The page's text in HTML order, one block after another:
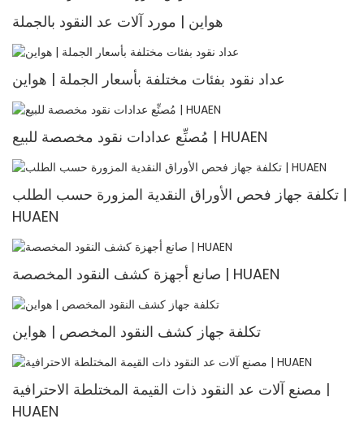
هواين | مورد آلات عد النقود بالجملة
عداد نقود بفئات مختلفة بأسعار الجملة | هواين
مُصنِّع عدادات نقود مخصصة للبيع | HUAEN
تكلفة جهاز فحص الأوراق النقدية المزورة حسب الطلب |
HUAEN
صانع أجهزة كشف النقود المخصصة | HUAEN
تكلفة جهاز كشف النقود المخصص | هواين
مصنع آلات عد النقود ذات القيمة المختلطة الاحترافية |
HUAEN